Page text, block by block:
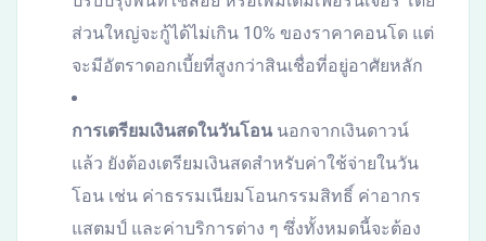
ส่วนใหญ่จะกู้ได้ไม่เกิน 10% ของราคาคอนโด แต่
จะมีอัตราดอกเบี้ยที่สูงกว่าสินเชื่อที่อยู่อาศัยหลัก
การเตรียมเงินสดในวันโอน นอกจากเงินดาวน์
แล้ว ยังต้องเตรียมเงินสดสำหรับค่าใช้จ่ายในวัน
โอน เช่น ค่าธรรมเนียมโอนกรรมสิทธิ์ ค่าอากร
แสตมป์ และค่าบริการต่าง ๆ ซึ่งทั้งหมดนี้จะต้อง